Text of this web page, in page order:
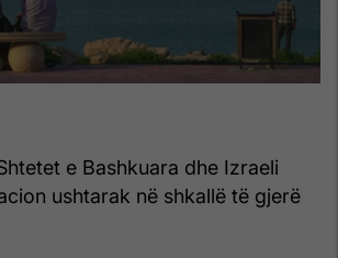
e Bashkuara dhe Izraeli
ushtarak në shkallë të gjerë